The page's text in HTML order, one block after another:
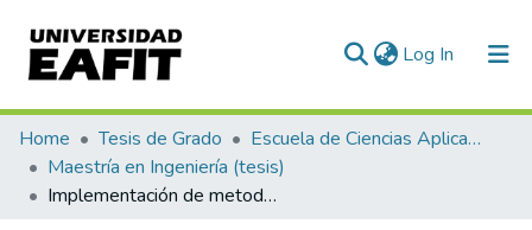
Log In (current)
Communities & Collections
All of DSpace
Home Tesis de Grado
Escuela de Ciencias Aplicadas e Ingeniería
Maestría en Ingeniería (tesis)
Implementación de metodología inSAR en el cálculo de deformaciones superficiales. Validación en sitio crítico de inestabilidad geotécnica